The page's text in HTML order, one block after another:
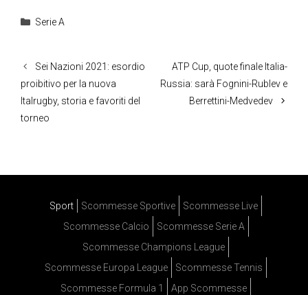
Categorie
Serie A
Sei Nazioni 2021: esordio
proibitivo per la nuova
Italrugby, storia e favoriti del
torneo
ATP Cup, quote finale Italia-
Russia: sarà Fognini-Rublev e
Berrettini-Medvedev
Sport Scommesse Sportive
Scommesse Live
Scommesse Calcio
Scommesse Serie A
Scommesse Champions League
Scommesse Europa League
Scommesse Tennis
Scommesse Formula 1
App Scommesse